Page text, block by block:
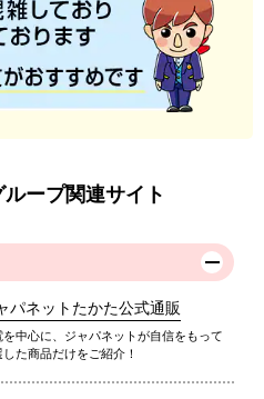
ープ関連サイト
パネットたかた公式通販
を中心に、ジャパネットが自信をもって
した商品だけをご紹介！